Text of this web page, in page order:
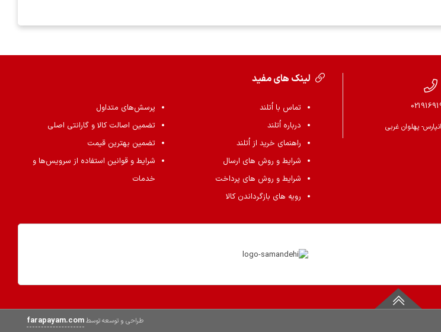
پهلوان غربی
لینک های مفید
تماس با اُتلند
درباره اُتلند
راهنمای خرید از اُتلند
شرایط و روش های ارسال
شرایط و روش های پرداخت
رویه های بازگرداندن کالا
پرسش‌های متداول
تضمین اصالت کالا و گارانتی اصلی
تضمین بهترین قیمت
شرایط و قوانین استفاده از سرویس‌ها و
خدمات
طراحی و توسعه توسطfarapayam.com